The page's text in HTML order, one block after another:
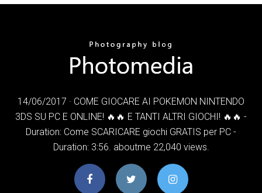
14/06/2017 · COME GIOCARE AI POKEMON NINTENDO
3DS SU PC E ONLINE! 🔥🔥 E TANTI ALTRI GIOCHI! 🔥🔥 -
Duration: Come SCARICARE giochi GRATIS per PC -
Duration: 3:56. aboutme 22,040 views.